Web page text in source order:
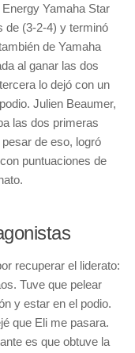
Yamaha Star
de (3-2-4) y terminó
de Yamaha
al ganar las dos
lo dejó con un
Julien Beaumer,
las dos primeras
de eso, logró
puntuaciones de
recuperar el liderato:
Tuve que pelear
y estar en el podio.
que Eli me pasara.
es que obtuve la